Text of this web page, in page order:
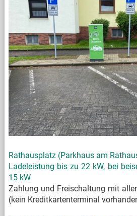
Rathausplatz (Parkhaus am
Ladeleistung bis zu 22 kW, bei
15 kW
Zahlung und Freischaltung mit
(kein Kreditkartenterminal